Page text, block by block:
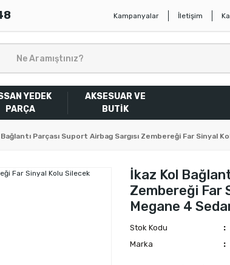
Kampanyalar İletişim
YEDEK
PARÇA
AKSESUAR VE
BUTİK
Parçası Suport Airbag Sargısı Zembereği Far Sinyal
İkaz Kol
Zembereği Far
Megane 4
Stok Kodu
Marka